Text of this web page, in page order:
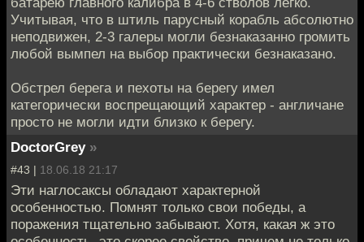
Учитывая, что в штиль парусный корабль абсолютно
неподвижен, 2-3 галеры могли безнаказанно громить
любой вымпел на выбор практически безнаказано.
Обстрел берега и пехоты на берегу имел
категорически воспрещающий характер - англичане
просто не могли идти близко к берегу.
DoctorGrey »
#43 | 18.06.18 21:17
Эти наглосаксы обладают характерной
особенностью. Помнят только свои победы, а
поражения тщательно забывают. Хотя, какая ж это